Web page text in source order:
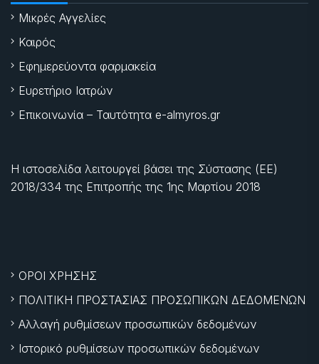
Μικρές Αγγελίες
Καιρός
Εφημερεύοντα φαρμακεία
Ευρετήριο Ιατρών
Επικοινωνία – Ταυτότητα e-almyros.gr
Η ιστοσελίδα λειτουργεί βάσει της Σύστασης (ΕΕ)
2018/334 της Επιτροπής της 1ης Μαρτίου 2018
ΟΡΟΙ ΧΡΗΣΗΣ
ΠΟΛΙΤΙΚΗ ΠΡΟΣΤΑΣΙΑΣ ΠΡΟΣΩΠΙΚΩΝ ΔΕΔΟΜΕΝΩΝ
Αλλαγή ρυθμίσεων προσωπικών δεδομένων
Ιστορικό ρυθμίσεων προσωπικών δεδομένων